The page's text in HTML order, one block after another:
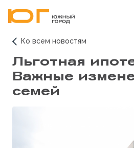
Ко всем новостям
Льготная
Важные
семей